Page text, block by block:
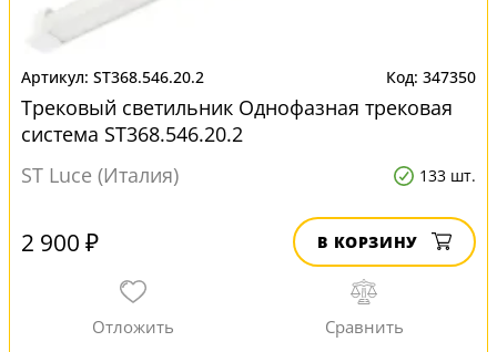
ST368.546.20.2 347350
Трековый светильник Однофазная трековая
система ST368.546.20.2
ST Luce (Италия)
133 шт.
2 900 ₽ В КОРЗИНУ